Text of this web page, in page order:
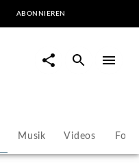
ABONNIEREN
Musik Videos